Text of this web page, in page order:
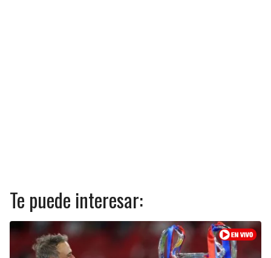
Te puede interesar: